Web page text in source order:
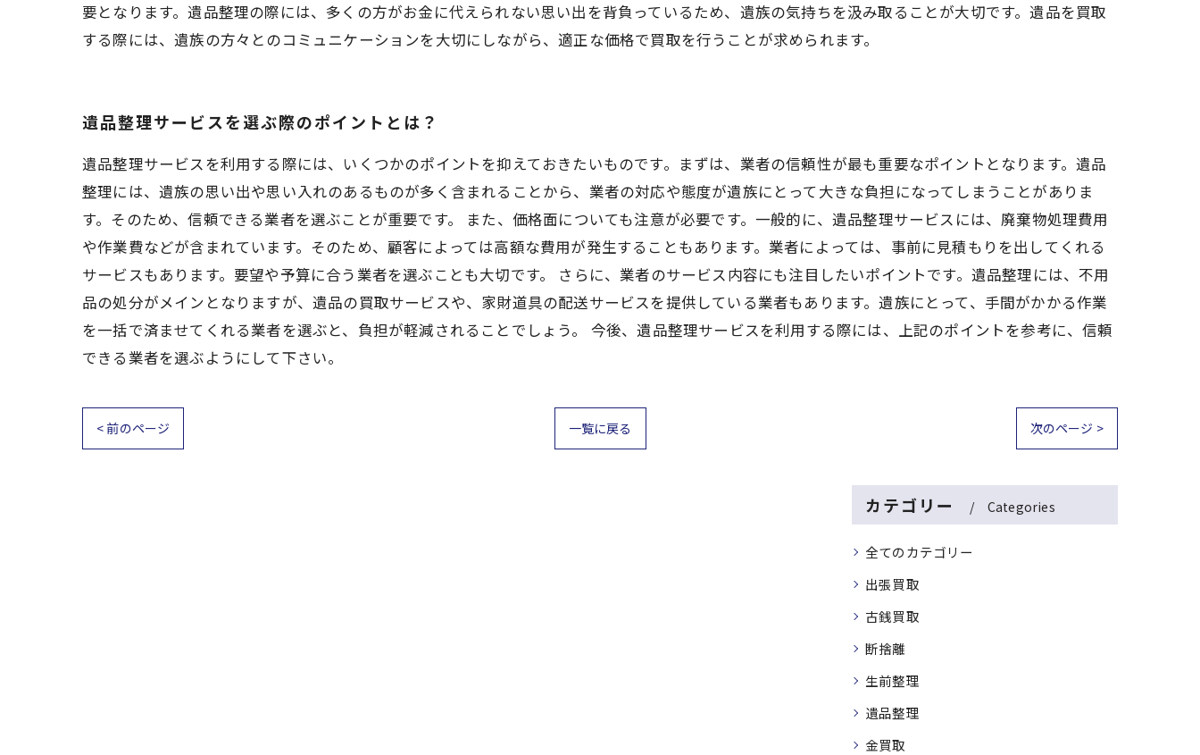
要となります。遺品整理の際には、多くの方がお金に代えられない思い出を背負っているため、遺族の気持ちを汲み取ることが大切です。遺品を買取
する際には、遺族の方々とのコミュニケーションを大切にしながら、適正な価格で買取を行うことが求められます。
遺品整理サービスを選ぶ際のポイントとは？
遺品整理サービスを利用する際には、いくつかのポイントを抑えておきたいものです。まずは、業者の信頼性が最も重要なポイントとなります。遺品
整理には、遺族の思い出や思い入れのあるものが多く含まれることから、業者の対応や態度が遺族にとって大きな負担になってしまうことがありま
す。そのため、信頼できる業者を選ぶことが重要です。 また、価格面についても注意が必要です。一般的に、遺品整理サービスには、廃棄物処理費用
や作業費などが含まれています。そのため、顧客によっては高額な費用が発生することもあります。業者によっては、事前に見積もりを出してくれる
サービスもあります。要望や予算に合う業者を選ぶことも大切です。 さらに、業者のサービス内容にも注目したいポイントです。遺品整理には、不用
品の処分がメインとなりますが、遺品の買取サービスや、家財道具の配送サービスを提供している業者もあります。遺族にとって、手間がかかる作業
を一括で済ませてくれる業者を選ぶと、負担が軽減されることでしょう。 今後、遺品整理サービスを利用する際には、上記のポイントを参考に、信頼
できる業者を選ぶようにして下さい。
< 前のページ 一覧に戻る 次のページ >
カテゴリー Categories
全てのカテゴリー
出張買取
古銭買取
断捨離
生前整理
遺品整理
金買取